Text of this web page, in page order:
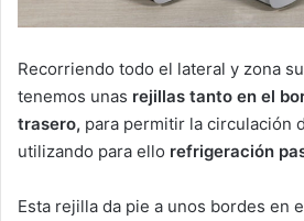
Recorriendo todo el lateral y zona
tenemos unas rejillas tanto en el
trasero, para permitir la circulación
utilizando para ello refrigeración
Esta rejilla da pie a unos bordes en